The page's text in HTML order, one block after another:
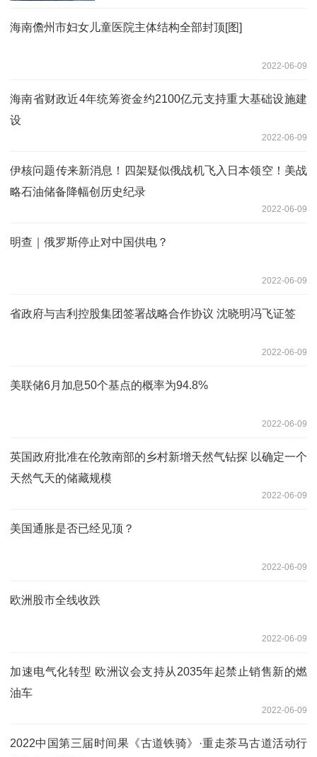
海南儋州市妇女儿童医院主体结构全部封顶[图]
2022-06-09
海南省财政近4年统筹资金约2100亿元支持重大基础设施建
设
2022-06-09
伊核问题传来新消息！四架疑似俄战机飞入日本领空！美战
略石油储备降幅创历史纪录
2022-06-09
明查｜俄罗斯停止对中国供电？
2022-06-09
省政府与吉利控股集团签署战略合作协议 沈晓明冯飞证签
2022-06-09
美联储6月加息50个基点的概率为94.8%
2022-06-09
英国政府批准在伦敦南部的乡村新增天然气钻探 以确定一个
天然气天的储藏规模
2022-06-09
美国通胀是否已经见顶？
2022-06-09
欧洲股市全线收跌
2022-06-09
加速电气化转型 欧洲议会支持从2035年起禁止销售新的燃
油车
2022-06-09
2022中国第三届时间果《古道铁骑》·重走茶马古道活动行